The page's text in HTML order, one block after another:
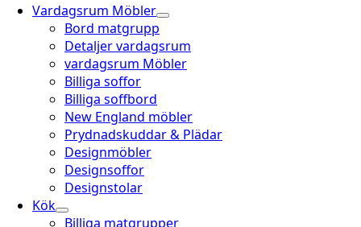
Vardagsrum Möbler
Bord matgrupp
Detaljer vardagsrum
vardagsrum Möbler
Billiga soffor
Billiga soffbord
New England möbler
Prydnadskuddar & Plädar
Designmöbler
Designsoffor
Designstolar
Kök
Billiga matgrupper